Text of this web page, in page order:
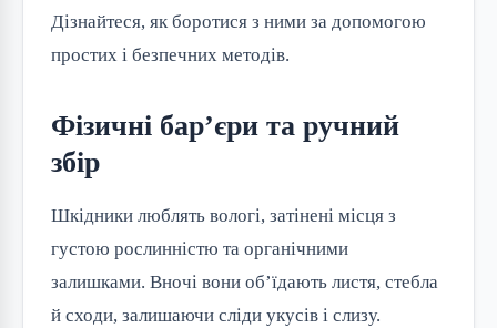
Дізнайтеся, як боротися з ними за допомогою
простих і безпечних методів.
Фізичні бар’єри та ручний
збір
Шкідники люблять вологі, затінені місця з
густою рослинністю та органічними
залишками. Вночі вони об’їдають листя, стебла
й сходи, залишаючи сліди укусів і слизу.